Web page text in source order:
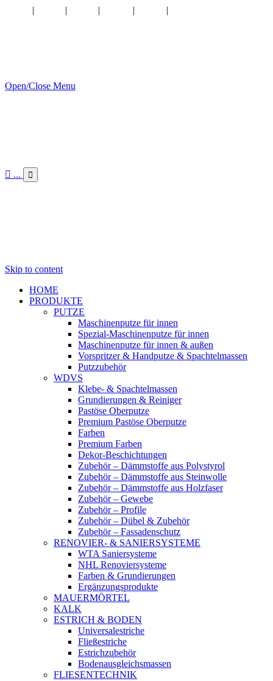
| | | | |
Open/Close Menu
 ... 
Skip to content
HOME
PRODUKTE
PUTZE
Maschinenputze für innen
Spezial-Maschinenputze für innen
Maschinenputze für innen & außen
Vorspritzer & Handputze & Spachtelmassen
Putzzubehör
WDVS
Klebe- & Spachtelmassen
Grundierungen & Reiniger
Pastöse Oberputze
Premium Pastöse Oberputze
Farben
Premium Farben
Dekor-Beschichtungen
Zubehör – Dämmstoffe aus Polystyrol
Zubehör – Dämmstoffe aus Steinwolle
Zubehör – Dämmstoffe aus Holzfaser
Zubehör – Gewebe
Zubehör – Profile
Zubehör – Dübel & Zubehör
Zubehör – Fassadenschutz
RENOVIER- & SANIERSYSTEME
WTA Saniersysteme
NHL Renoviersysteme
Farben & Grundierungen
Ergänzungsprodukte
MAUERMÖRTEL
KALK
ESTRICH & BODEN
Universalestriche
Fließestriche
Estrichzubehör
Bodenausgleichsmassen
FLIESENTECHNIK